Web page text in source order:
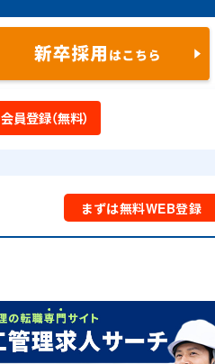
会員登録（無料）
まずは無料WEB登録